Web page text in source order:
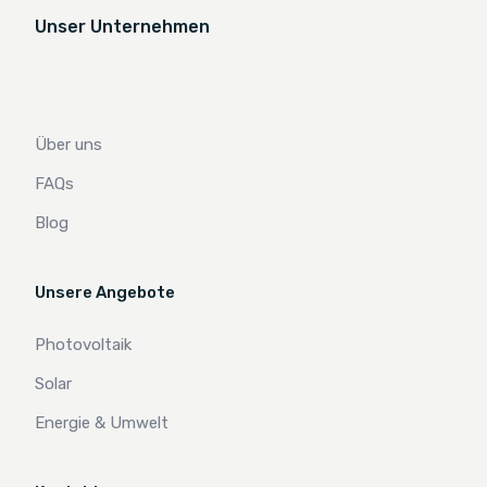
Unser Unternehmen
Über uns
FAQs
Blog
Unsere Angebote
Photovoltaik
Solar
Energie & Umwelt